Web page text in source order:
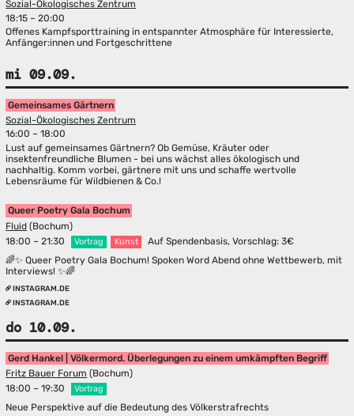
Sozial-Ökologisches Zentrum
18:15 – 20:00
Offenes Kampfsporttraining in entspannter Atmosphäre für Interessierte,
Anfänger:innen und Fortgeschrittene
mi 09.09.
Gemeinsames Gärtnern
Sozial-Ökologisches Zentrum
16:00 – 18:00
Lust auf gemeinsames Gärtnern? Ob Gemüse, Kräuter oder
insektenfreundliche Blumen - bei uns wächst alles ökologisch und
nachhaltig. Komm vorbei, gärtnere mit uns und schaffe wertvolle
Lebensräume für Wildbienen & Co.!
Queer Poetry Gala Bochum
Fluid (Bochum)
18:00 – 21:30
Vortrag Kunst
Auf Spendenbasis, Vorschlag: 3€
🌈✨ Queer Poetry Gala Bochum! Spoken Word Abend ohne Wettbewerb, mit
Interviews! ✨🌈
INSTAGRAM.DE
INSTAGRAM.DE
do 10.09.
Gerd Hankel | Völkermord. Überlegungen zu einem umkämpften Begriff
Fritz Bauer Forum (Bochum)
18:00 – 19:30
Vortrag
Neue Perspektive auf die Bedeutung des Völkerstrafrechts